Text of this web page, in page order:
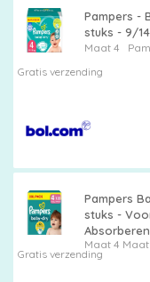
Pampers -
stuks - 9/
Maat 4
Gratis verzending
Pampers
stuks -
maat 5+)
Maat 4 Maat
Gratis verzending